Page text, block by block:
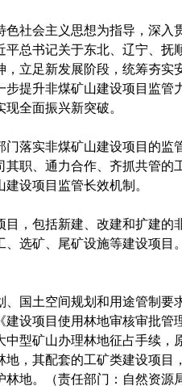
色社会主义思想为指导，深入
平总书记关于东北、辽宁、抚
，立足新发展阶段，统筹夯实
步提升非煤矿山建设项目监管
全面振兴新突破。
门落实非煤矿山建设项目的监
其职、通力合作、齐抓共管的
设项目监管长效机制。
目，包括新建、改建和扩建的
选矿、尾矿设施等建设项目。
、国土空间规划和用途管制要
设项目使用林地审核审批管
中型矿山办理林地征占手续，
地，其配套的工矿类建设项目
林地。（责任部门：自然资源